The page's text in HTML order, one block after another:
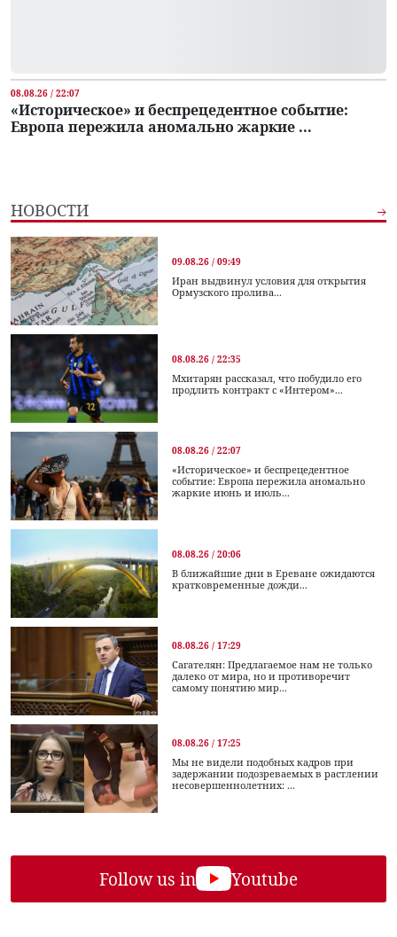
08.08.26 / 22:07
«Историческое» и беспрецедентное событие:
Европа пережила аномально жаркие ...
НОВОСТИ
09.08.26 / 09:49
Иран выдвинул условия для открытия
Ормузского пролива...
08.08.26 / 22:35
Мхитарян рассказал, что побудило его
продлить контракт с «Интером»...
08.08.26 / 22:07
«Историческое» и беспрецедентное
событие: Европа пережила аномально
жаркие июнь и июль...
08.08.26 / 20:06
В ближайшие дни в Ереване ожидаются
кратковременные дожди...
08.08.26 / 17:29
Сагателян: Предлагаемое нам не только
далеко от мира, но и противоречит
самому понятию мир...
08.08.26 / 17:25
Мы не видели подобных кадров при
задержании подозреваемых в растлении
несовершеннолетних: ...
Follow us in Youtube